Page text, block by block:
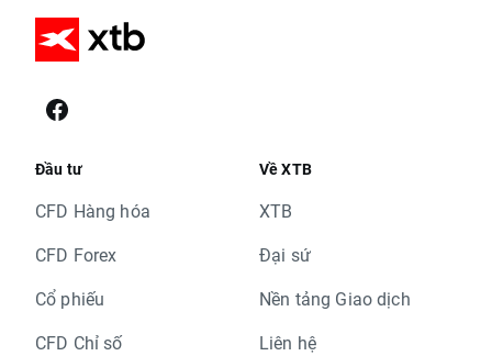
Đầu tư
CFD Hàng hóa
CFD Forex
Cổ phiếu
CFD Chỉ số
Về XTB
XTB
Đại sứ
Nền tảng Giao dịch
Liên hệ